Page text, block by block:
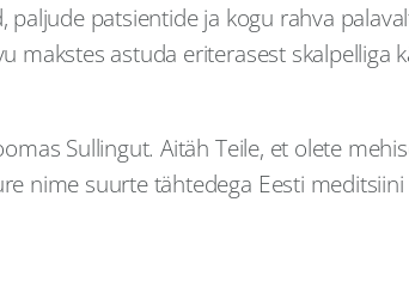
patsientide ja kogu rahva
makstes astuda eriterasest skalpelliga
Sullingut. Aitäh Teile, et olete
nime suurte tähtedega Eesti meditsiini